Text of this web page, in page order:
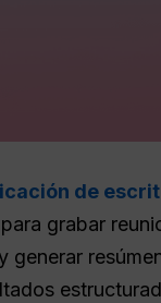
de
para grabar